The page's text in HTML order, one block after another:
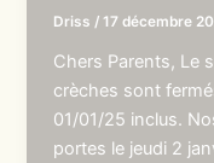
Driss /17 décembre
Chers Parents, Le
crèches sont
01/01/25 inclus.
portes le jeudi 2